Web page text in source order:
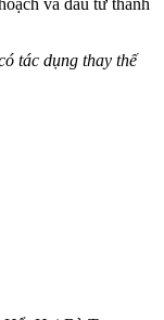
và đầu tư thành
tác dụng thay thế